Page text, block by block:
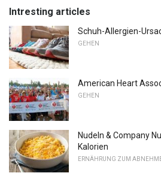
Intresting articles
Schuh-Allergien-
GEHEN
American Heart
GEHEN
Nudeln & Company
Kalorien
ERNÄHRUNG ZUM